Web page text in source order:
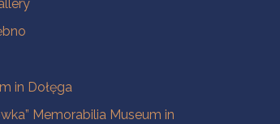
in Dołęga
Memorabilia Museum in